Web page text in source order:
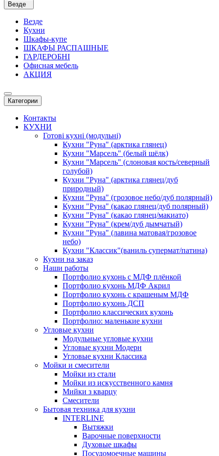
Везде
Везде
Кухни
Шкафы-купе
ШКАФЫ РАСПАШНЫЕ
ГАРДЕРОБНІ
Офисная мебель
АКЦИЯ
Категории
Контакты
КУХНИ
Готові кухні (модульні)
Кухни "Руна" (арктика глянец)
Кухни "Марсель" (белый шёлк)
Кухни "Марсель" (слоновая кость/северный
голубой)
Кухни "Руна" (арктика глянец/дуб
природный)
Кухни "Руна" (грозовое небо/дуб полярный)
Кухни "Руна" (какао глянец/дуб полярный)
Кухни "Руна" (какао глянец/макиато)
Кухни "Руна" (крем/дуб дымчатый)
Кухни "Руна" (лавина матовая/грозовое
небо)
Кухни "Классик"(ваниль супермат/патина)
Кухни на заказ
Наши работы
Портфолио кухонь с МДФ плёнкой
Портфолио кухонь МДФ Акрил
Портфолио кухонь с крашеным МДФ
Портфолио кухонь ДСП
Портфолио классических кухонь
Портфолио: маленькие кухни
Угловые кухни
Модульные угловые кухни
Угловые кухни Модерн
Угловые кухни Классика
Мойки и смесители
Мойки из стали
Мойки из искусственного камня
Мийки з кварцу
Смесители
Бытовая техника для кухни
INTERLINE
Вытяжки
Варочные поверхности
Духовые шкафы
Посудомоечные машины